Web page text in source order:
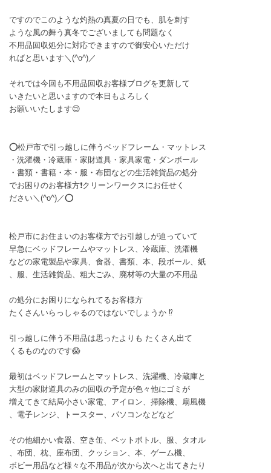
ですのでこのような灼熱の真夏の日でも、肌を刺す
ような風の舞う真冬でございましても問題なく
不用品回収処分に対応できますので御安心いただけ
ればと思います＼(^o^)／
それでは今回も不用品回収お客様ブログを更新して
いきたいと思いますので本日もよろしく
お願いいたします😉
⭕松戸市で引っ越しに伴うベッドフレーム・マットレス
・洗濯機・冷蔵庫・家財道具・家具家電・ダンボール
・書類・書籍・本・服・布団などの生活雑貨品の処分
でお困りのお客様方❗クリーンワークスにお任せく
ださい＼(^o^)／⭕
松戸市にお住まいのお客様方でお引越しが迫っていて
早急にベッドフレームやマットレス、冷蔵庫、洗濯機
などの家電製品や家具、食器、書類、本、段ボール、紙
、服、生活雑貨品、粗大ごみ、廃材等の大量の不用品
の処分にお困りになられてるお客様方
たくさんいらっしゃるのではないでしょうか ⁉️
引っ越しに伴う不用品は思ったよりも たくさん出て
くるものなのです😱
最初はベッドフレームとマットレス、洗濯機、冷蔵庫と
大型の家財道具のみの回収の予定が色々他にゴミが
増えてきて結局小さい家電、アイロン、掃除機、扇風機
、電子レンジ、トースター、パソコンなどなど
その他細かい食器、空き缶、ペットボトル、服、タオル
、布団、枕、座布団、クッション、本、ゲーム機、
ボビー用品など様々な不用品が次から次へと出てきたり